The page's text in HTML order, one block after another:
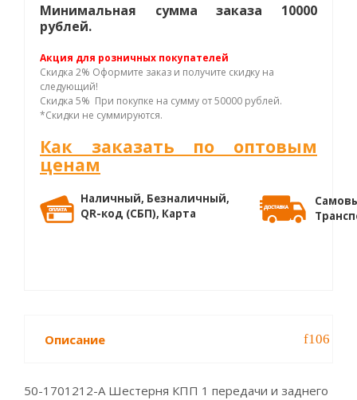
Минимальная сумма заказа 10000
рублей.
Акция для розничных покупателей
Скидка 2% Оформите заказ и получите скидку на
следующий!
Скидка 5% При покупке на сумму от 50000 рублей.
*Скидки не суммируются.
Как заказать по оптовым
ценам
Наличный, Безналичный,
QR-код (СБП), Карта
Описание
50-1701212-А Шестерня КПП 1 передачи и заднего